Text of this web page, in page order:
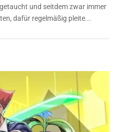
und seitdem zwar immer
dafür regelmäßig pleite...